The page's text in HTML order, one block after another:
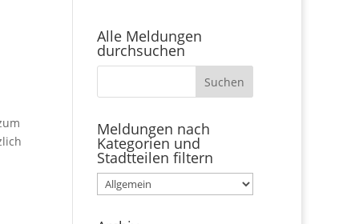
Alle Meldungen
durchsuchen
Meldungen nach
Kategorien und
Stadtteilen filtern
Meldungen
nach
Kategorien